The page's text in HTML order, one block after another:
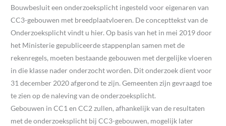
Bouwbesluit een onderzoeksplicht ingesteld voor eigenaren van
CC3-gebouwen met breedplaatvloeren. De concepttekst van de
Onderzoeksplicht vindt u hier. Op basis van het in mei 2019 door
het Ministerie gepubliceerde stappenplan samen met de
rekenregels, moeten bestaande gebouwen met dergelijke vloeren
in die klasse nader onderzocht worden. Dit onderzoek dient voor
31 december 2020 afgerond te zijn. Gemeenten zijn gevraagd toe
te zien op de naleving van de onderzoeksplicht.
Gebouwen in CC1 en CC2 zullen, afhankelijk van de resultaten
met de onderzoeksplicht bij CC3-gebouwen, mogelijk later